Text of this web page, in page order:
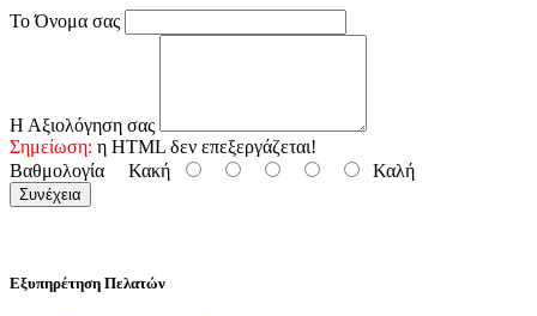
Το Όνομα σας
Η Αξιολόγηση σας
Σημείωση: η HTML δεν επεξεργάζεται!
Βαθμολογία Κακή Καλή
Συνέχεια
Εξυπηρέτηση Πελατών